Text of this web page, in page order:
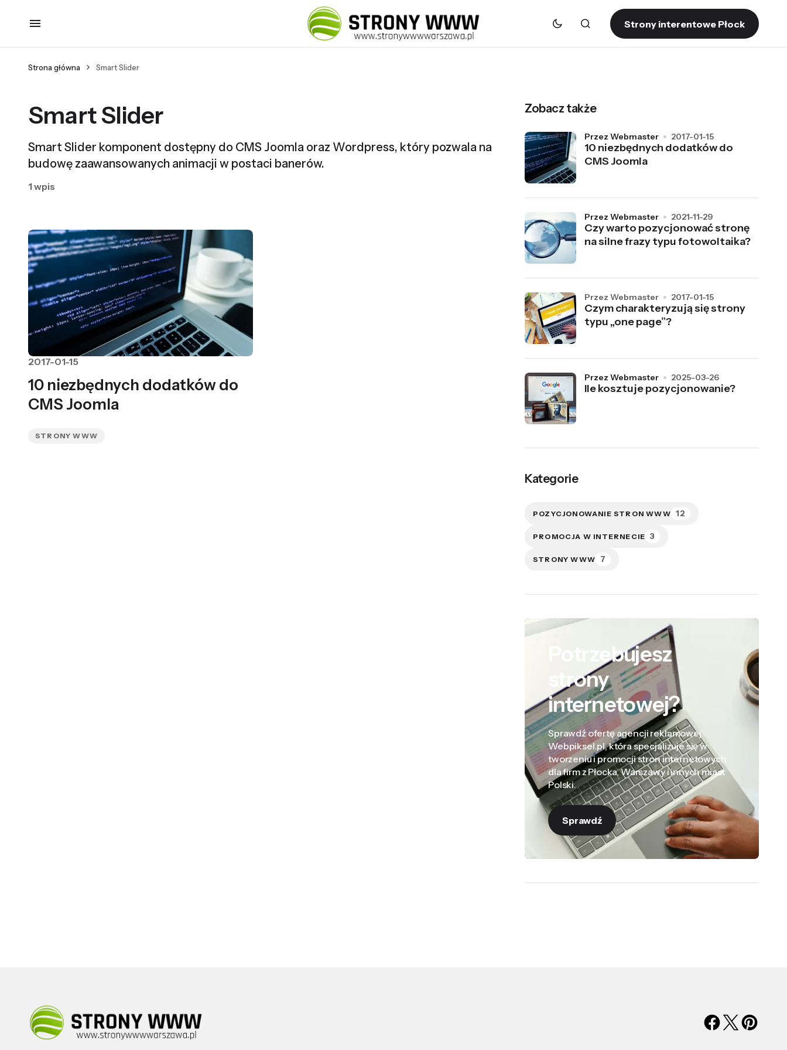
Strony interentowe Płock
Strona główna Smart Slider
Smart Slider
Smart Slider komponent dostępny do CMS Joomla oraz Wordpress, który pozwala na
budowę zaawansowanych animacji w postaci banerów.
1 wpis
2017-01-15
10 niezbędnych dodatków do
CMS Joomla
STRONY WWW
Zobacz także
10 niezbędnych dodatków do
CMS Joomla
przez Webmaster 2017-01-15
Czy warto pozycjonować stronę
na silne frazy typu fotowoltaika?
przez Webmaster 2021-11-29
Czym charakteryzują się strony
typu „one page”?
przez Webmaster 2017-01-15
Ile kosztuje pozycjonowanie?
przez Webmaster 2025-03-26
Kategorie
POZYCJONOWANIE STRON WWW 12
PROMOCJA W INTERNECIE 3
STRONY WWW 7
Potrzebujesz
strony
internetowej?
Sprawdź ofertę agencji reklamowej
Webpiksel.pl, która specjalizuje się w
tworzeniu i promocji stron internetowych
dla firm z Płocka, Warszawy i innych miast
Polski.
Sprawdź